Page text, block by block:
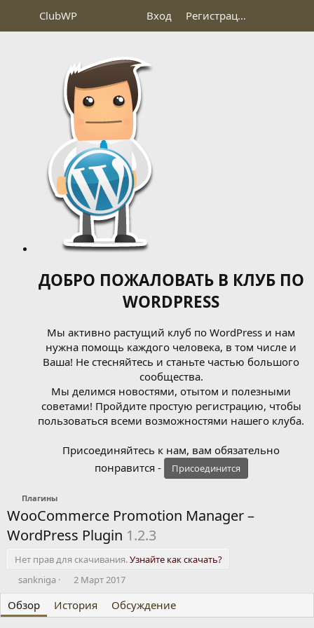
ClubWP Вход Регистрация
ДОБРО ПОЖАЛОВАТЬ В КЛУБ ПО
WORDPRESS
Мы активно растущий клуб по WordPress и нам
нужна помощь каждого человека, в том числе и
Ваша! Не стесняйтесь и станьте частью большого
сообщества.
Мы делимся новостями, отытом и полезными
советами! Пройдите простую регистрацию, чтобы
пользоваться всеми возможностями нашего клуба.
Присоединяйтесь к нам, вам обязательно
понравится -
Присоединится
Плагины
WooCommerce Promotion Manager –
WordPress Plugin 1.2.3
Нет прав для скачивания.Узнайте как скачать?
А
т
о
sankniga
Д
т
а
2 Март 2017
Обзор История Обсуждение